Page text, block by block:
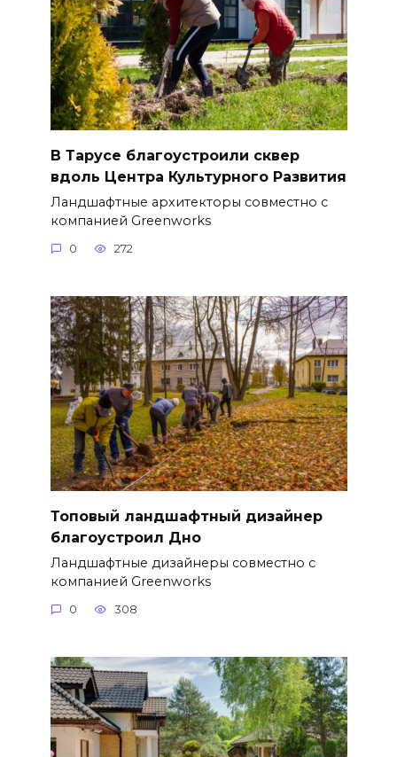
В Тарусе благоустроили сквер
вдоль Центра Культурного Развития
Ландшафтные архитекторы совместно с
компанией Greenworks
0 272
Топовый ландшафтный дизайнер
благоустроил Дно
Ландшафтные дизайнеры совместно с
компанией Greenworks
0 308